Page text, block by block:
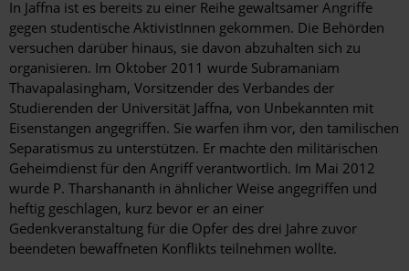
In Jaffna ist es bereits zu einer Reihe gewaltsamer Angriffe
gegen studentische AktivistInnen gekommen. Die Behörden
versuchen darüber hinaus, sie davon abzuhalten sich zu
organisieren. Im Oktober 2011 wurde Subramaniam
Thavapalasingham, Vorsitzender des Verbandes der
Studierenden der Universität Jaffna, von Unbekannten mit
Eisenstangen angegriffen. Sie warfen ihm vor, den tamilischen
Separatismus zu unterstützen. Er machte den militärischen
Geheimdienst für den Angriff verantwortlich. Im Mai 2012
wurde P. Tharshananth in ähnlicher Weise angegriffen und
heftig geschlagen, kurz bevor er an einer
Gedenkveranstaltung für die Opfer des drei Jahre zuvor
beendeten bewaffneten Konflikts teilnehmen wollte.